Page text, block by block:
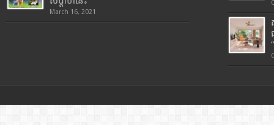
March 16, 2021